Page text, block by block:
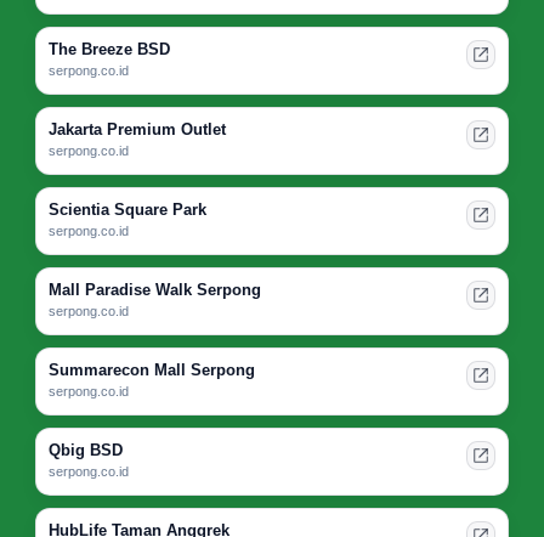
The Breeze BSD
serpong.co.id
Jakarta Premium Outlet
serpong.co.id
Scientia Square Park
serpong.co.id
Mall Paradise Walk Serpong
serpong.co.id
Summarecon Mall Serpong
serpong.co.id
Qbig BSD
serpong.co.id
HubLife Taman Anggrek